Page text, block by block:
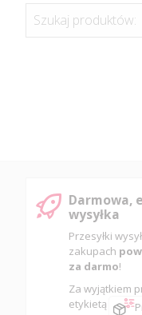
Szukaj produktów:
Darmowa,
wysyłka
Przesyłki
zakupach
za darmo!
Za wyjątkiem
etykietą